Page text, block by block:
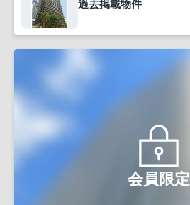
過去掲載物件
会員限定